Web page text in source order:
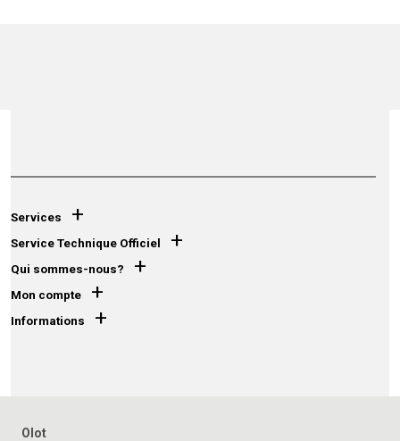
Services +
Service Technique Officiel +
Qui sommes-nous? +
Mon compte +
Informations +
Olot